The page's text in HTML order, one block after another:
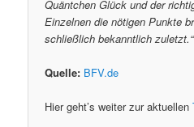
Quäntchen Glück und der
Einzelnen die nötigen Punkte
schließlich bekanntlich zuletzt.“
Quelle: BFV.de
Hier geht’s weiter zur aktuellen